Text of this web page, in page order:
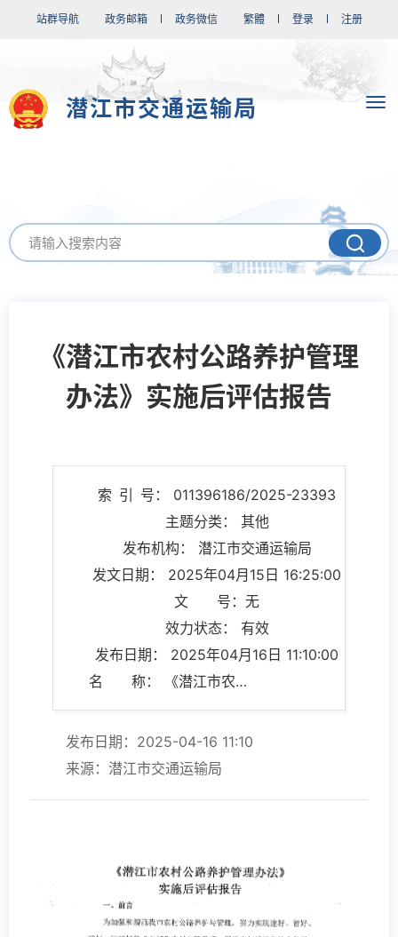
站群导航 政务邮箱 政务微信 繁體 登录 注册
潜江市交通运输局
《潜江市农村公路养护管理
办法》实施后评估报告
索 引 号： 011396186/2025-23393
主题分类： 其他
发布机构： 潜江市交通运输局
发文日期： 2025年04月15日 16:25:00
文 号：无
效力状态： 有效
发布日期： 2025年04月16日 11:10:00
名 称： 《潜江市农村公路养护管理办法》实施后评估报告
发布日期：2025-04-16 11:10
来源：潜江市交通运输局